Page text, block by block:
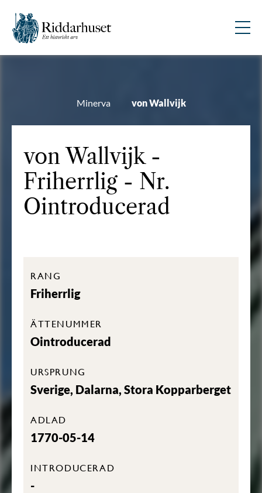
Minerva von Wallvijk
von Wallvijk -
Friherrlig - Nr.
Ointroducerad
RANG
Friherrlig
ÄTTENUMMER
Ointroducerad
URSPRUNG
Sverige, Dalarna, Stora Kopparberget
ADLAD
1770-05-14
INTRODUCERAD
-